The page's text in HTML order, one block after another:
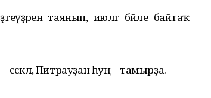
таянып, июлгә бәйле байтаҡ
Питрауҙан һуң – тамырҙа.